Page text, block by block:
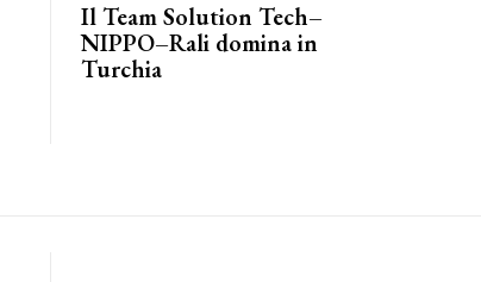
Il Team Solution Tech–
NIPPO–Rali domina in
Turchia